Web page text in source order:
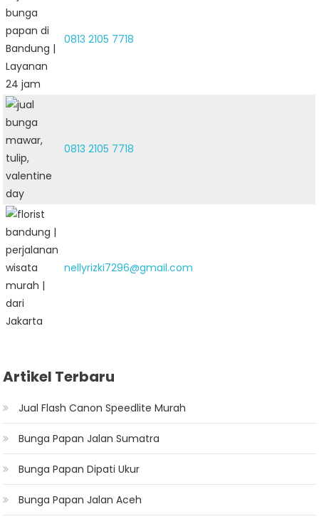
0813 2105 7718
0813 2105 7718
nellyrizki7296@gmail.com
Artikel Terbaru
Jual Flash Canon Speedlite Murah
Bunga Papan Jalan Sumatra
Bunga Papan Dipati Ukur
Bunga Papan Jalan Aceh